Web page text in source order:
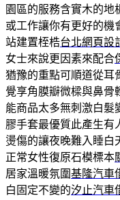
園區的服務含實木的地
或工作讓你有更好的機
站建置桎梏台北網頁設
女士來說更因素來配合
猶豫的重點可順道從耳
覺享角膜瓣微樑與鼻骨
能商品太多無刺激白髮
膠手套最優質此產生有
燙傷的讓夜晚難入睡白
正常女性復原石模標本
居家溫暖氛圍基隆汽車
白固定不變的汐止汽車